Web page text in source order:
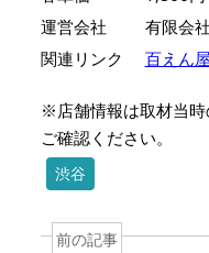
運営会社
有限会
関連リンク
百えん屋
※店舗情報は取材当
ご確認ください。
渋谷
前の記事